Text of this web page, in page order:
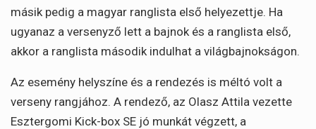
másik pedig a magyar ranglista első helyezettje. Ha
ugyanaz a versenyző lett a bajnok és a ranglista első,
akkor a ranglista második indulhat a világbajnokságon.
Az esemény helyszíne és a rendezés is méltó volt a
verseny rangjához. A rendező, az Olasz Attila vezette
Esztergomi Kick-box SE jó munkát végzett, a